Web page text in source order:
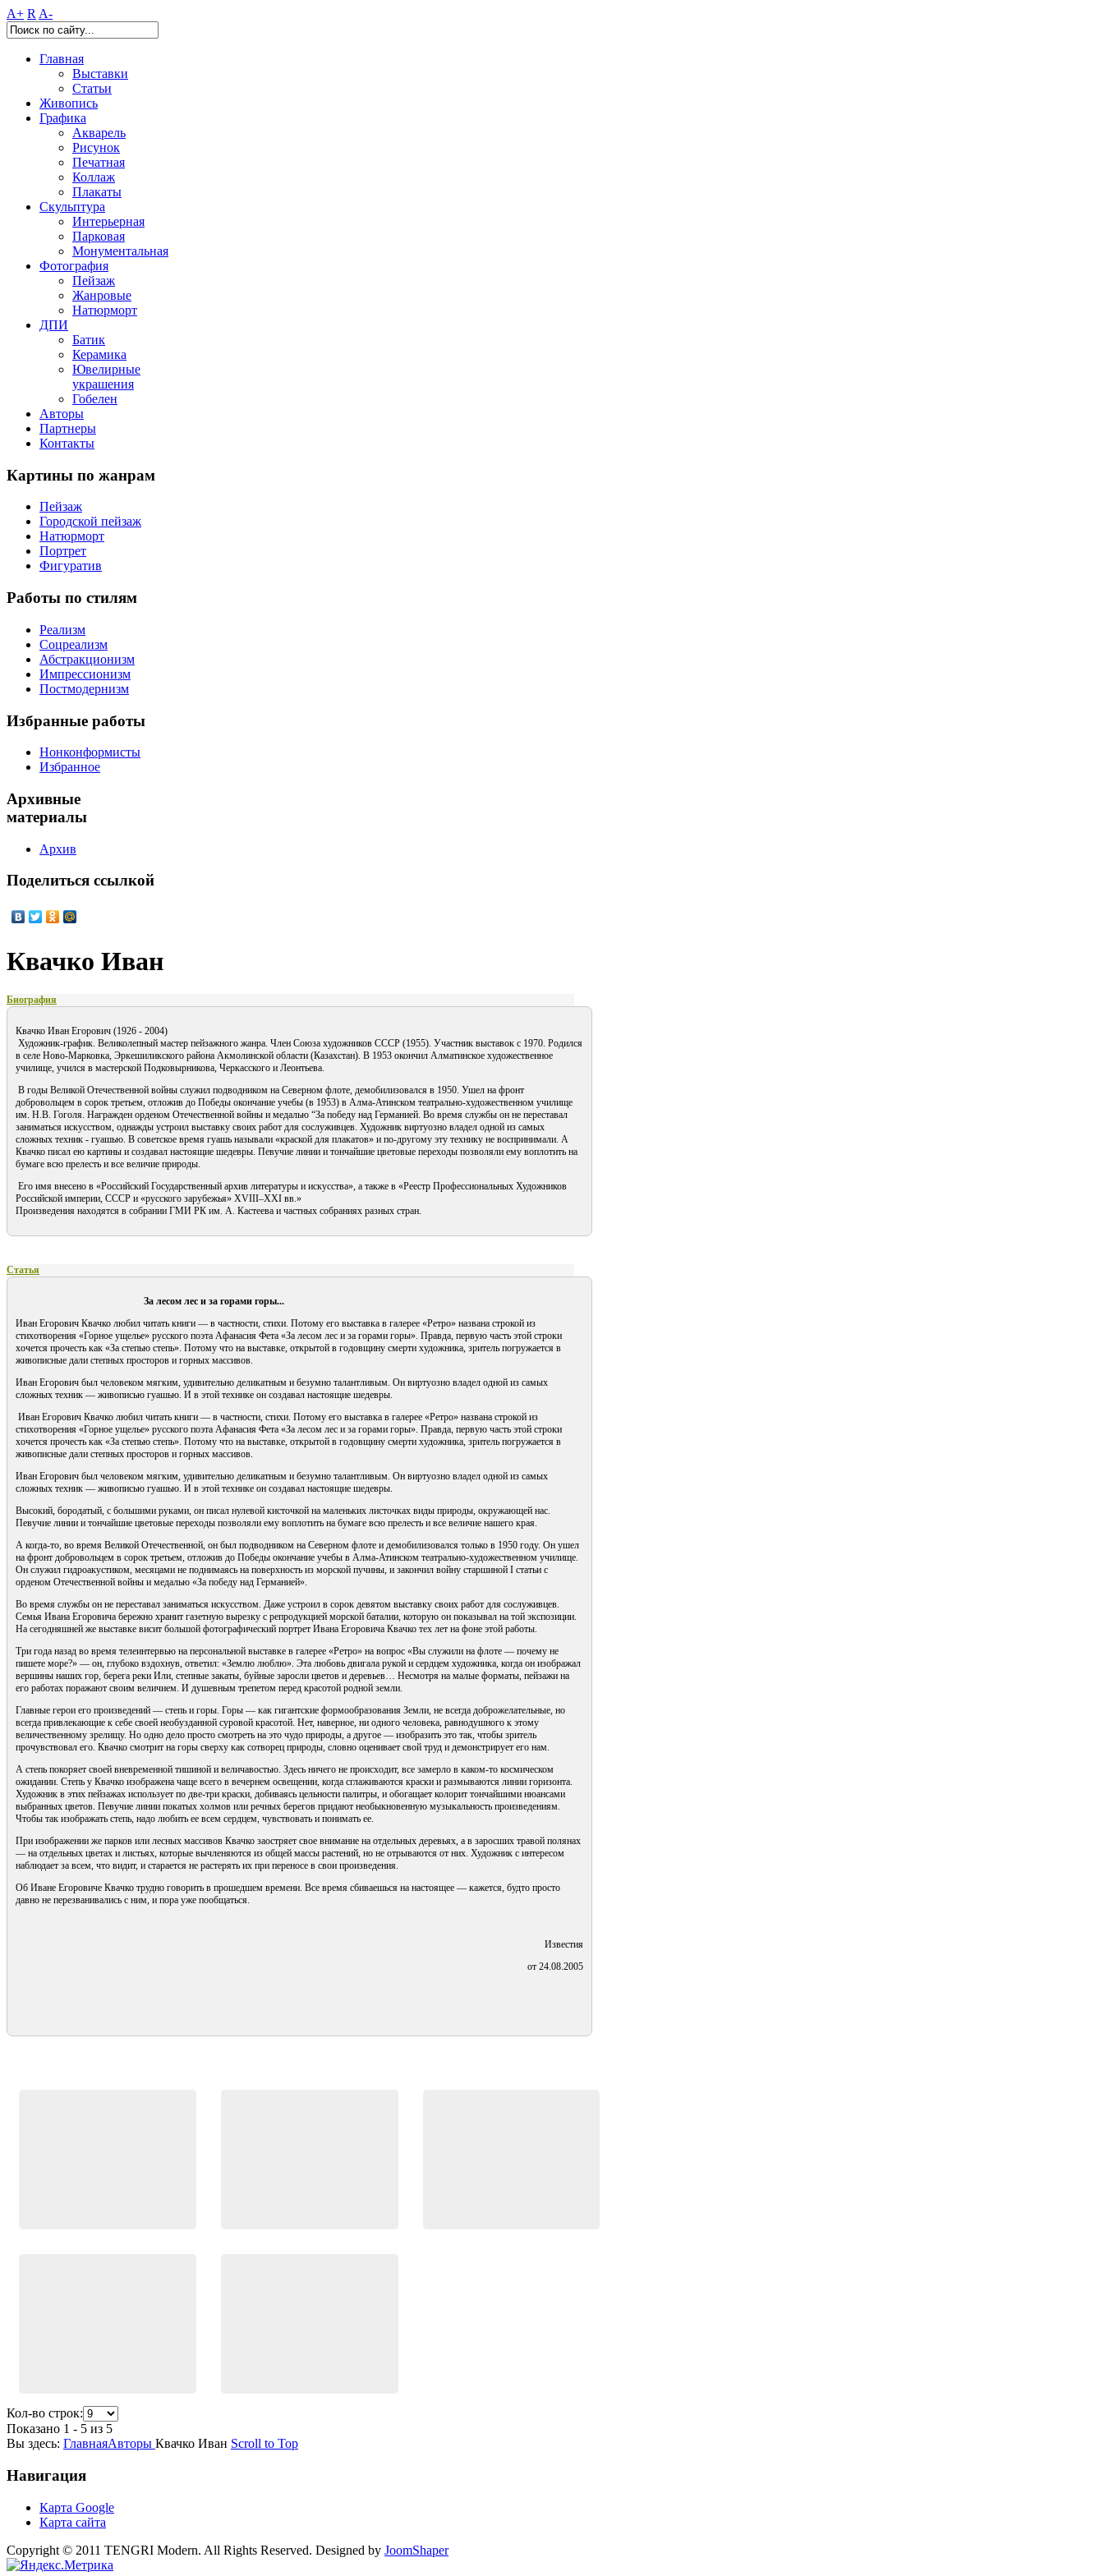
A+ R A-
Главная
Выставки
Статьи
Живопись
Графика
Акварель
Рисунок
Печатная
Коллаж
Плакаты
Скульптура
Интерьерная
Парковая
Монументальная
Фотография
Пейзаж
Жанровые
Натюрморт
ДПИ
Батик
Керамика
Ювелирные
украшения
Гобелен
Авторы
Партнеры
Контакты
Картины по жанрам
Пейзаж
Городской пейзаж
Натюрморт
Портрет
Фигуратив
Работы по стилям
Реализм
Соцреализм
Абстракционизм
Импрессионизм
Постмодернизм
Избранные работы
Нонконформисты
Избранное
Архивные
материалы
Архив
Поделиться ссылкой
Квачко Иван
Биография
Квачко Иван Егорович (1926 - 2004)
Художник-график. Великолепный мастер пейзажного жанра. Член Союза художников СССР (1955). Участник выставок с 1970. Родился
в селе Ново-Марковка, Эркешиликского района Акмолинской области (Казахстан). В 1953 окончил Алматинское художественное
училище, учился в мастерской Подковырникова, Черкасского и Леонтьева.
В годы Великой Отечественной войны служил подводником на Северном флоте, демобилизовался в 1950. Ушел на фронт
добровольцем в сорок третьем, отложив до Победы окончание учебы (в 1953) в Алма-Атинском театрально-художественном училище
им. Н.В. Гоголя. Награжден орденом Отечественной войны и медалью “За победу над Германией. Во время службы он не переставал
заниматься искусством, однажды устроил выставку своих работ для сослуживцев. Художник виртуозно владел одной из самых
сложных техник - гуашью. В советское время гуашь называли «краской для плакатов» и по-другому эту технику не воспринимали. А
Квачко писал ею картины и создавал настоящие шедевры. Певучие линии и тончайшие цветовые переходы позволяли ему воплотить на
бумаге всю прелесть и все величие природы.
Его имя внесено в «Российский Государственный архив литературы и искусства», а также в «Реестр Профессиональных Художников
Российской империи, СССР и «русского зарубежья» XVIII–XXI вв.»
Произведения находятся в собрании ГМИ РК им. А. Кастеева и частных собраниях разных стран.
Статья
За лесом лес и за горами горы...
Иван Егорович Квачко любил читать книги — в частности, стихи. Потому его выставка в галерее «Ретро» названа строкой из
стихотворения «Горное ущелье» русского поэта Афанасия Фета «За лесом лес и за горами горы». Правда, первую часть этой строки
хочется прочесть как «За степью степь». Потому что на выставке, открытой в годовщину смерти художника, зритель погружается в
живописные дали степных просторов и горных массивов.
Иван Егорович был человеком мягким, удивительно деликатным и безумно талантливым. Он виртуозно владел одной из самых
сложных техник — живописью гуашью. И в этой технике он создавал настоящие шедевры.
Иван Егорович Квачко любил читать книги — в частности, стихи. Потому его выставка в галерее «Ретро» названа строкой из
стихотворения «Горное ущелье» русского поэта Афанасия Фета «За лесом лес и за горами горы». Правда, первую часть этой строки
хочется прочесть как «За степью степь». Потому что на выставке, открытой в годовщину смерти художника, зритель погружается в
живописные дали степных просторов и горных массивов.
Иван Егорович был человеком мягким, удивительно деликатным и безумно талантливым. Он виртуозно владел одной из самых
сложных техник — живописью гуашью. И в этой технике он создавал настоящие шедевры.
Высокий, бородатый, с большими руками, он писал нулевой кисточкой на маленьких листочках виды природы, окружающей нас.
Певучие линии и тончайшие цветовые переходы позволяли ему воплотить на бумаге всю прелесть и все величие нашего края.
А когда-то, во время Великой Отечественной, он был подводником на Северном флоте и демобилизовался только в 1950 году. Он ушел
на фронт добровольцем в сорок третьем, отложив до Победы окончание учебы в Алма-Атинском театрально-художественном училище.
Он служил гидроакустиком, месяцами не поднимаясь на поверхность из морской пучины, и закончил войну старшиной I статьи с
орденом Отечественной войны и медалью «За победу над Германией».
Во время службы он не переставал заниматься искусством. Даже устроил в сорок девятом выставку своих работ для сослуживцев.
Семья Ивана Егоровича бережно хранит газетную вырезку с репродукцией морской баталии, которую он показывал на той экспозиции.
На сегодняшней же выставке висит большой фотографический портрет Ивана Егоровича Квачко тех лет на фоне этой работы.
Три года назад во время телеинтервью на персональной выставке в галерее «Ретро» на вопрос «Вы служили на флоте — почему не
пишете море?» — он, глубоко вздохнув, ответил: «Землю люблю». Эта любовь двигала рукой и сердцем художника, когда он изображал
вершины наших гор, берега реки Или, степные закаты, буйные заросли цветов и деревьев… Несмотря на малые форматы, пейзажи на
его работах поражают своим величием. И душевным трепетом перед красотой родной земли.
Главные герои его произведений — степь и горы. Горы — как гигантские формообразования Земли, не всегда доброжелательные, но
всегда привлекающие к себе своей необузданной суровой красотой. Нет, наверное, ни одного человека, равнодушного к этому
величественному зрелищу. Но одно дело просто смотреть на это чудо природы, а другое — изобразить это так, чтобы зритель
прочувствовал его. Квачко смотрит на горы сверху как сотворец природы, словно оценивает свой труд и демонстрирует его нам.
А степь покоряет своей вневременной тишиной и величавостью. Здесь ничего не происходит, все замерло в каком-то космическом
ожидании. Степь у Квачко изображена чаще всего в вечернем освещении, когда сглаживаются краски и размываются линии горизонта.
Художник в этих пейзажах использует по две-три краски, добиваясь цельности палитры, и обогащает колорит тончайшими нюансами
выбранных цветов. Певучие линии покатых холмов или речных берегов придают необыкновенную музыкальность произведениям.
Чтобы так изображать степь, надо любить ее всем сердцем, чувствовать и понимать ее.
При изображении же парков или лесных массивов Квачко заостряет свое внимание на отдельных деревьях, а в заросших травой полянах
— на отдельных цветах и листьях, которые вычленяются из общей массы растений, но не отрываются от них. Художник с интересом
наблюдает за всем, что видит, и старается не растерять их при переносе в свои произведения.
Об Иване Егоровиче Квачко трудно говорить в прошедшем времени. Все время сбиваешься на настоящее — кажется, будто просто
давно не перезванивались с ним, и пора уже пообщаться.
Известия
от 24.08.2005
Кол-во строк:
Показано 1 - 5 из 5
Вы здесь: ГлавнаяАвторы Квачко Иван Scroll to Top
Навигация
Карта Google
Карта сайта
Copyright © 2011 TENGRI Modern. All Rights Reserved. Designed by JoomShaper